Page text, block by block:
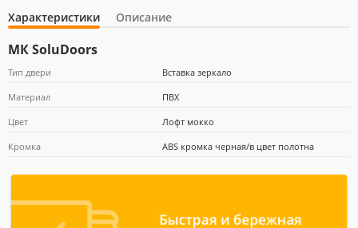
otpbank
Почта Банк
Характеристики
МК SoluDoors
Тип двери Вставка зеркало
Материал ПВХ
Цвет Лофт мокко
Кромка ABS кромка черная/в цвет полотна
Описание